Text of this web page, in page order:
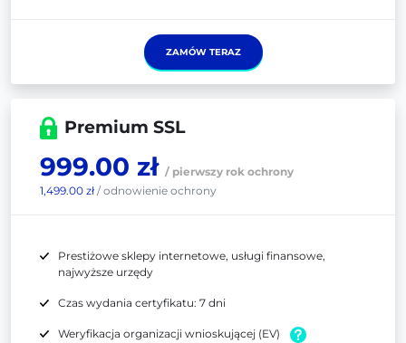
ZAMÓW TERAZ
Premium SSL
999.00 zł / pierwszy rok ochrony
1,499.00 zł/ odnowienie ochrony
Prestiżowe sklepy internetowe, usługi finansowe,
najwyższe urzędy
Czas wydania certyfikatu: 7 dni
Weryfikacja organizacji wnioskującej (EV)